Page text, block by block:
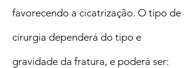
favorecendo a cicatrização. O tipo de
cirurgia dependerá do tipo e
gravidade da fratura, e poderá ser: